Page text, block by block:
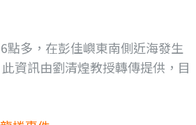
點多，在彭佳嶼東南側近海發生
資訊由劉清煌教授轉傳提供，目